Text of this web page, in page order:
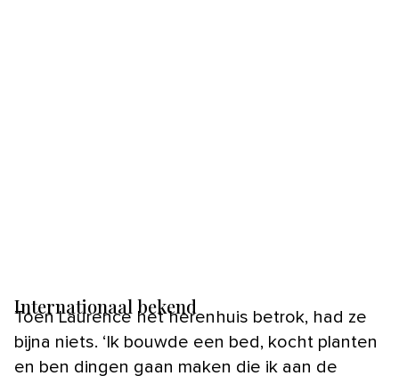
Internationaal bekend
Toen Laurence het herenhuis betrok, had ze
bijna niets. ‘Ik bouwde een bed, kocht planten
en ben dingen gaan maken die ik aan de